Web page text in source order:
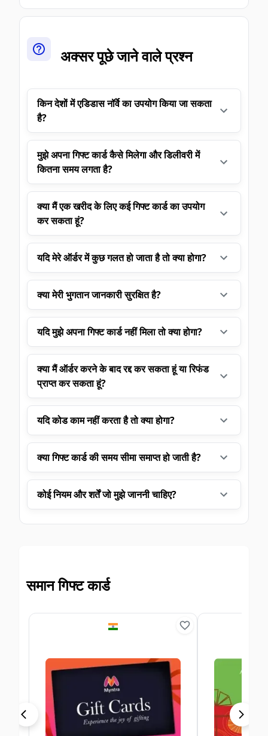
अक्सर पूछे जाने वाले प्रश्न
किन देशों में एडिडास नॉर्वे का उपयोग किया जा सकता
है?
मुझे अपना गिफ्ट कार्ड कैसे मिलेगा और डिलीवरी में
कितना समय लगता है?
क्या मैं एक खरीद के लिए कई गिफ्ट कार्ड का उपयोग
कर सकता हूं?
यदि मेरे ऑर्डर में कुछ गलत हो जाता है तो क्या होगा?
क्या मेरी भुगतान जानकारी सुरक्षित है?
यदि मुझे अपना गिफ्ट कार्ड नहीं मिला तो क्या होगा?
क्या मैं ऑर्डर करने के बाद रद्द कर सकता हूं या रिफंड
प्राप्त कर सकता हूं?
यदि कोड काम नहीं करता है तो क्या होगा?
क्या गिफ्ट कार्ड की समय सीमा समाप्त हो जाती है?
कोई नियम और शर्तें जो मुझे जाननी चाहिए?
समान गिफ्ट कार्ड